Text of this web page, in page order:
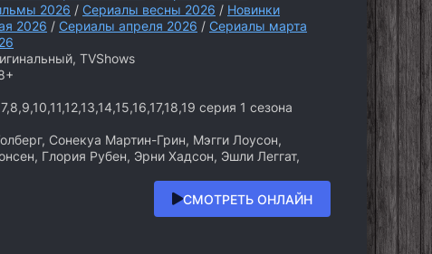
2026 / Сериалы весны 2026 / Новинки
2026 / Сериалы апреля 2026 / Сериалы марта
TVShows
серия 1 сезона
Сонекуа Мартин-Грин, Мэгги Лоусон,
Глория Рубен, Эрни Хадсон, Эшли Леггат,
СМОТРЕТЬ ОНЛАЙН